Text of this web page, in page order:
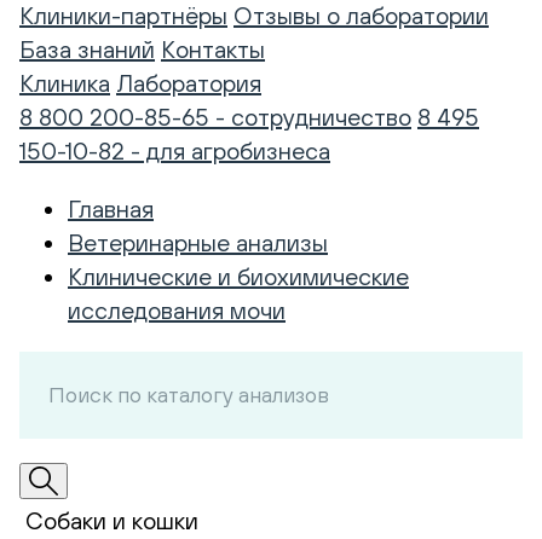
Клиники-партнёры Отзывы о лаборатории
База знаний Контакты
Клиника Лаборатория
8 800 200-85-65 - сотрудничество 8 495
150-10-82 - для агробизнеса
Главная
Ветеринарные анализы
Клинические и биохимические
исследования мочи
Собаки и кошки